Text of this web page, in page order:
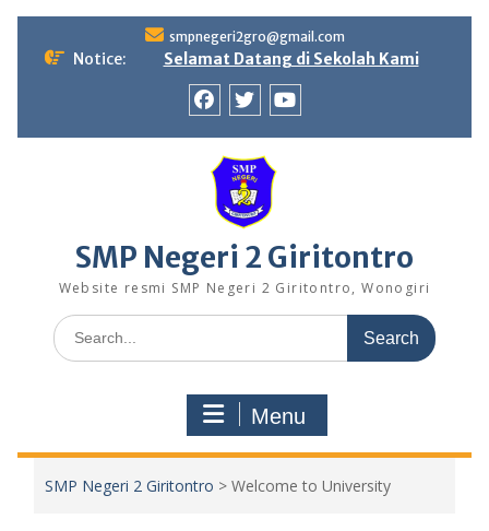
to
smpnegeri2gro@gmail.com
Notice: Selamat Datang di Sekolah Kami
SMP Negeri 2 Giritontro
Website resmi SMP Negeri 2 Giritontro, Wonogiri
Search
for:
Menu
SMP Negeri 2 Giritontro > Welcome to University